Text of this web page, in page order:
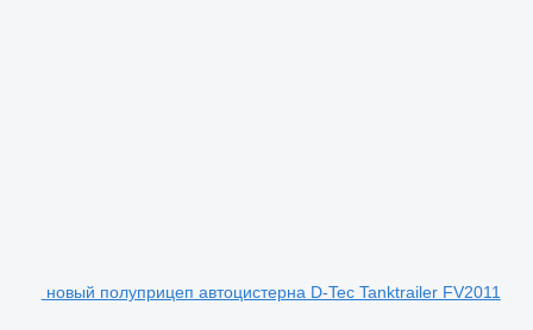
новый полуприцеп автоцистерна D-Tec Tanktrailer FV2011